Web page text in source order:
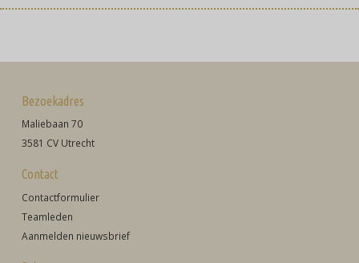
Bezoekadres
Maliebaan 70
3581 CV Utrecht
Contact
Contactformulier
Teamleden
Aanmelden nieuwsbrief